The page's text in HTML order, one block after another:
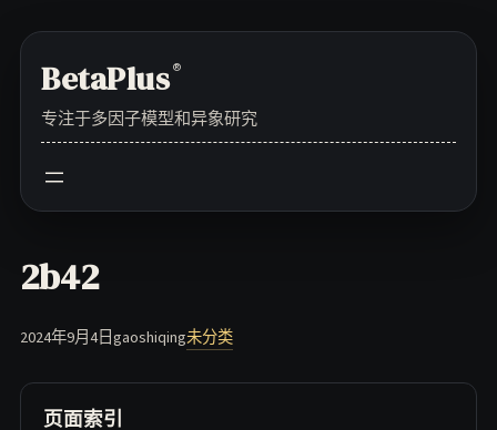
contentBetaPlus®
专注于多因子模型和异象研究
2b42
2024年9月4日gaoshiqing未分类
页面索引